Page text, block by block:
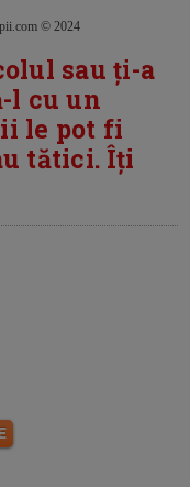
© 2024
sau ți-a
l cu un
le pot fi
tătici. Îți